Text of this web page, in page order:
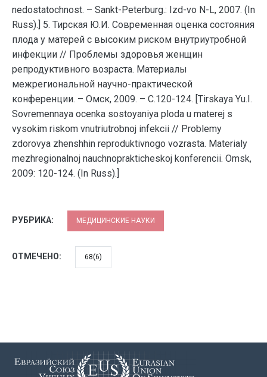
nedostatochnost. – Sankt-Peterburg.: Izd-vo N-L, 2007. (In
Russ).] 5. Тирская Ю.И. Современная оценка состояния
плода у матерей с высоким риском внутриутробной
инфекции // Проблемы здоровья женщин
репродуктивного возраста. Материалы
межрегиональной научно-практической
конференции. – Омск, 2009. – С.120-124. [Tirskaya Yu.I.
Sovremennaya ocenka sostoyaniya ploda u materej s
vysokim riskom vnutriutrobnoj infekcii // Problemy
zdorovya zhenshhin reproduktivnogo vozrasta. Materialy
mezhregionalnoj nauchnoprakticheskoj konferencii. Omsk,
2009: 120-124. (In Russ).]
РУБРИКА: МЕДИЦИНСКИЕ НАУКИ
ОТМЕЧЕНО: 68(6)